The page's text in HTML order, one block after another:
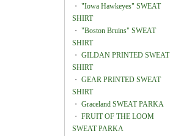
・ "Iowa Hawkeyes" SWEAT
SHIRT
・ "Boston Bruins" SWEAT
SHIRT
・ GILDAN PRINTED SWEAT
SHIRT
・ GEAR PRINTED SWEAT
SHIRT
・ Graceland SWEAT PARKA
・ FRUIT OF THE LOOM
SWEAT PARKA